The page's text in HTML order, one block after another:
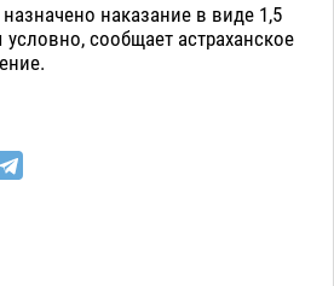
наказание в виде 1,5
сообщает астраханское